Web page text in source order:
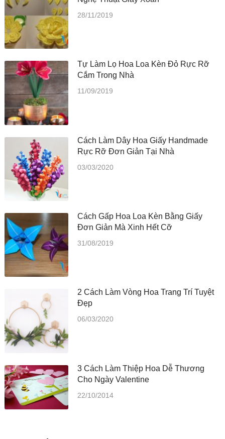
28/11/2019
Tự Làm Lọ Hoa Loa Kèn Đỏ Rực Rỡ
Cắm Trong Nhà
11/09/2019
Cách Làm Dây Hoa Giấy Handmade
Rực Rỡ Đơn Giản Tại Nhà
03/03/2020
Cách Gấp Hoa Loa Kèn Bằng Giấy
Đơn Giản Mà Xinh Hết Cỡ
31/08/2019
2 Cách Làm Vòng Hoa Trang Trí Tuyệt
Đẹp
06/03/2020
3 Cách Làm Thiệp Hoa Dễ Thương
Cho Ngày Valentine
22/10/2014